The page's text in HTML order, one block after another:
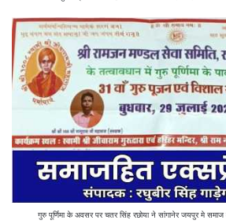
गुरु पूर्णिमा के अवसर पर चतर सिंह रछोया ने सांगानेर जयपुर मे